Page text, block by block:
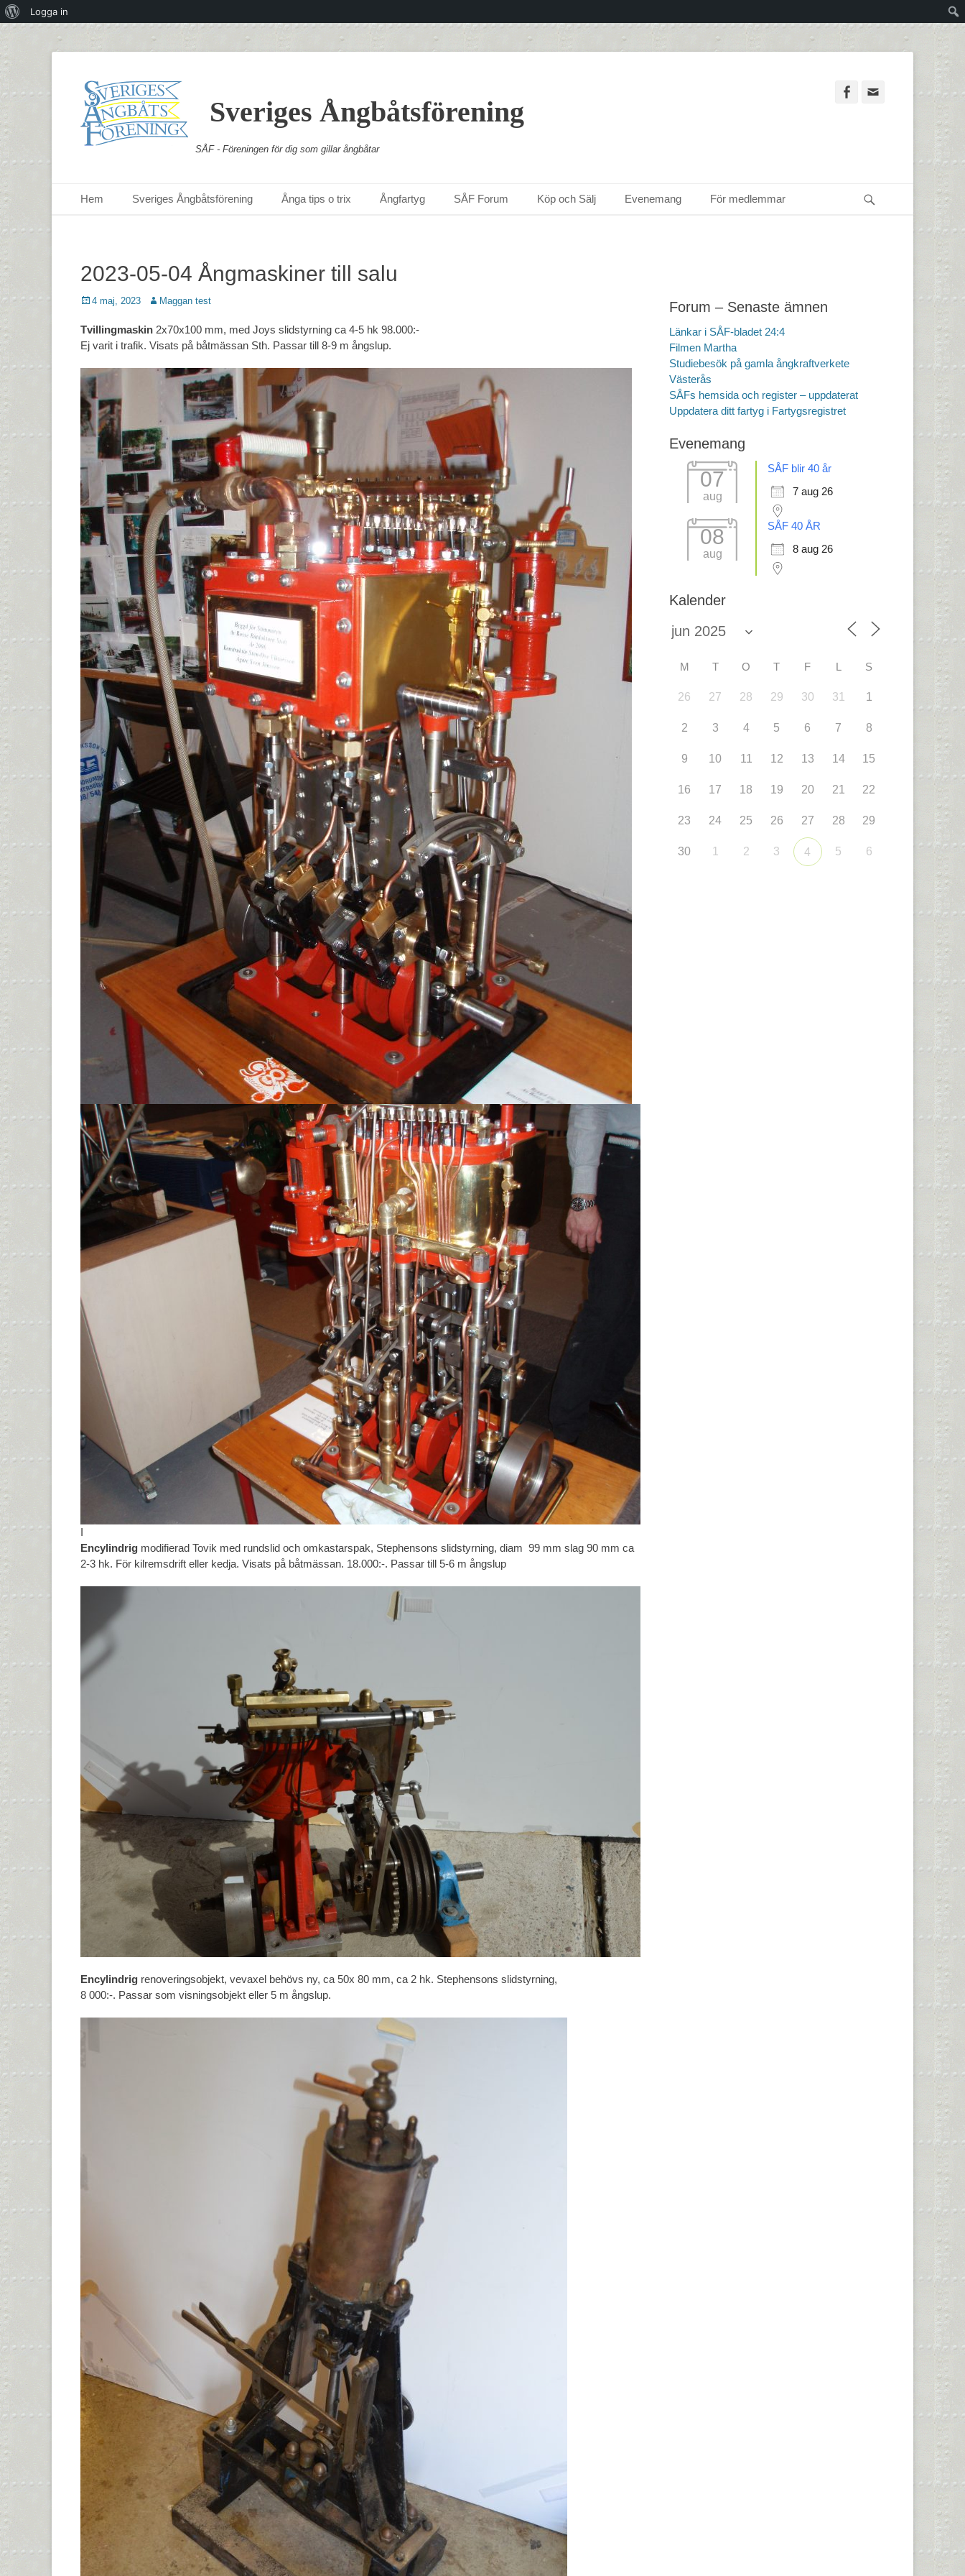
Sveriges Ångbåtsförening
SÅF - Föreningen för dig som gillar ångbåtar
Facebook
Primär meny
Hem Sveriges Ångbåtsförening Ånga tips o trix Ångfartyg SÅF Forum Köp och Sälj Evenemang För medlemmar
2023-05-04 Ångmaskiner till salu
Postades
4 maj, 2023 Författare
Maggan test
Tvillingmaskin 2x70x100 mm, med Joys slidstyrning ca 4-5 hk 98.000:-
Ej varit i trafik. Visats på båtmässan Sth. Passar till 8-9 m ångslup.
I
Encylindrig modifierad Tovik med rundslid och omkastarspak, Stephensons slidstyrning, diam 99 mm slag 90 mm ca
2-3 hk. För kilremsdrift eller kedja. Visats på båtmässan. 18.000:-. Passar till 5-6 m ångslup
Encylindrig renoveringsobjekt, vevaxel behövs ny, ca 50x 80 mm, ca 2 hk. Stephensons slidstyrning,
8 000:-. Passar som visningsobjekt eller 5 m ångslup.
Forum – Senaste ämnen
Länkar i SÅF-bladet 24:4
Filmen Martha
Studiebesök på gamla ångkraftverkete
Västerås
SÅFs hemsida och register – uppdaterat
Uppdatera ditt fartyg i Fartygsregistret
Evenemang
07
aug
SÅF blir 40 år
7 aug 26
08
aug
SÅF 40 ÅR
8 aug 26
Kalender
M T O T F L S
26 27 28 29 30 31 1
2 3 4 5 6 7 8
9 10 11 12 13 14 15
16 17 18 19 20 21 22
23 24 25 26 27 28 29
30 1 2 3 4 5 6
OmLogga in